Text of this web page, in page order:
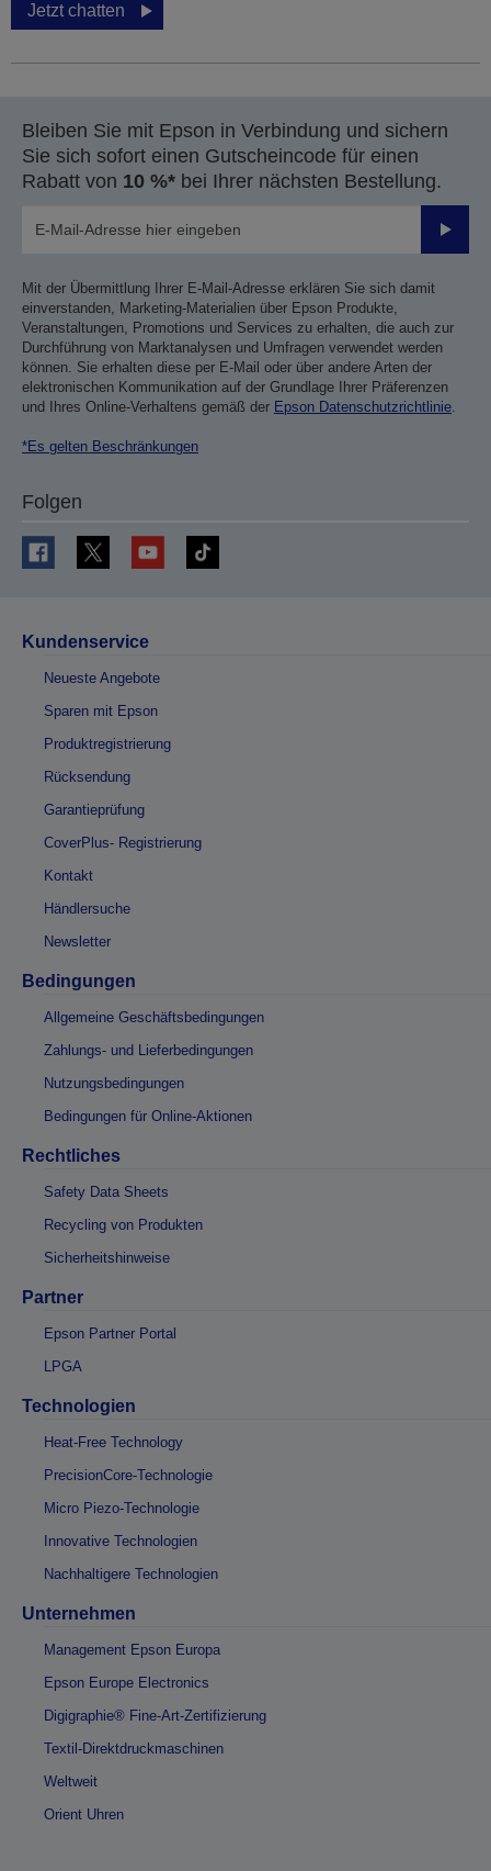
Jetzt chatten
Bleiben Sie mit Epson in Verbindung und sichern
Sie sich sofort einen Gutscheincode für einen
Rabatt von 10 %* bei Ihrer nächsten Bestellung.
Mit der Übermittlung Ihrer E-Mail-Adresse erklären Sie sich damit
einverstanden, Marketing-Materialien über Epson Produkte,
Veranstaltungen, Promotions und Services zu erhalten, die auch zur
Durchführung von Marktanalysen und Umfragen verwendet werden
können. Sie erhalten diese per E-Mail oder über andere Arten der
elektronischen Kommunikation auf der Grundlage Ihrer Präferenzen
und Ihres Online-Verhaltens gemäß der Epson Datenschutzrichtlinie.
*Es gelten Beschränkungen
Folgen
Kundenservice
Neueste Angebote
Sparen mit Epson
Produktregistrierung
Rücksendung
Garantieprüfung
CoverPlus- Registrierung
Kontakt
Händlersuche
Newsletter
Bedingungen
Allgemeine Geschäftsbedingungen
Zahlungs- und Lieferbedingungen
Nutzungsbedingungen
Bedingungen für Online-Aktionen
Rechtliches
Safety Data Sheets
Recycling von Produkten
Sicherheitshinweise
Partner
Epson Partner Portal
LPGA
Technologien
Heat-Free Technology
PrecisionCore-Technologie
Micro Piezo-Technologie
Innovative Technologien
Nachhaltigere Technologien
Unternehmen
Management Epson Europa
Epson Europe Electronics
Digigraphie® Fine-Art-Zertifizierung
Textil-Direktdruckmaschinen
Weltweit
Orient Uhren